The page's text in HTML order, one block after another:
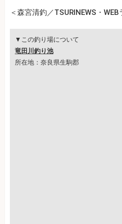
＜森宮清釣／TSURINEWS・WEB
▼この釣り場について
竜田川釣り池
所在地：奈良県生駒郡